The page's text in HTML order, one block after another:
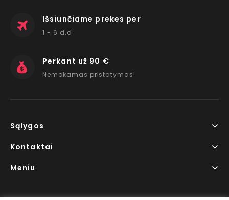
Išsiunčiame prekes per
1 - 6 d.d.
Perkant už 90 €
Nemokamas pristatymas!
Sąlygos
Kontaktai
Meniu